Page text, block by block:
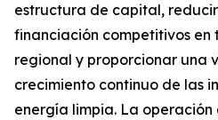
estructura de capital, reducir
financiación competitivos
regional y proporcionar una
crecimiento continuo de las
energía limpia. La